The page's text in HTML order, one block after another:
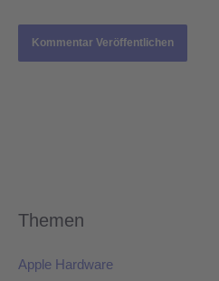
Themen
Apple Hardware